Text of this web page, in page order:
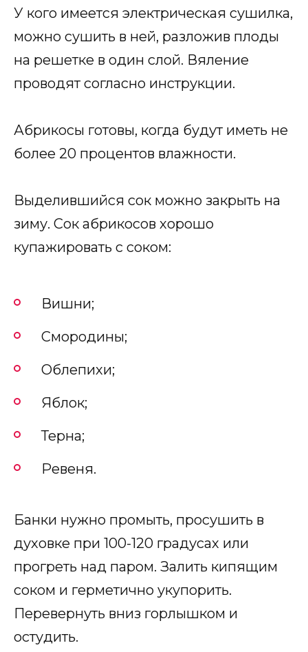
У кого имеется электрическая сушилка,
можно сушить в ней, разложив плоды
на решетке в один слой. Вяление
проводят согласно инструкции.
Абрикосы готовы, когда будут иметь не
более 20 процентов влажности.
Выделившийся сок можно закрыть на
зиму. Сок абрикосов хорошо
купажировать с соком:
Вишни;
Смородины;
Облепихи;
Яблок;
Терна;
Ревеня.
Банки нужно промыть, просушить в
духовке при 100-120 градусах или
прогреть над паром. Залить кипящим
соком и герметично укупорить.
Перевернуть вниз горлышком и
остудить.